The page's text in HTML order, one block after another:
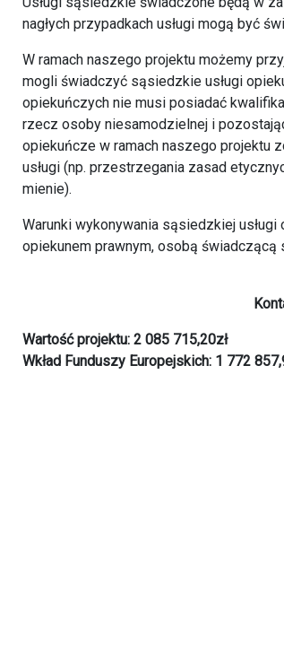
nagłych przypadkach usługi mogą być
W ramach naszego projektu możemy
mogli świadczyć sąsiedzkie usługi
opiekuńczych nie musi posiadać
rzecz osoby niesamodzielnej i
opiekuńcze w ramach naszego projektu
usługi (np. przestrzegania zasad
mienie).
Warunki wykonywania sąsiedzkiej
opiekunem prawnym, osobą
Wartość projektu: 2 085 715,20zł
Wkład Funduszy Europejskich: 1 772